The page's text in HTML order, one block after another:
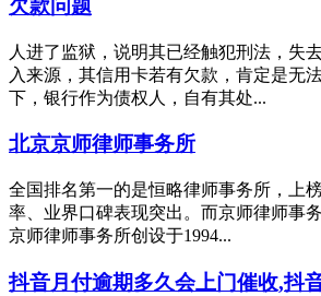
欠款问题
人进了监狱，说明其已经触犯刑法，失
入来源，其信用卡若有欠款，肯定是无
下，银行作为债权人，自有其处...
北京京师律师事务所
全国排名第一的是恒略律师事务所，上
率、业界口碑表现突出。而京师律师事
京师律师事务所创设于1994...
抖音月付逾期多久会上门催收,抖